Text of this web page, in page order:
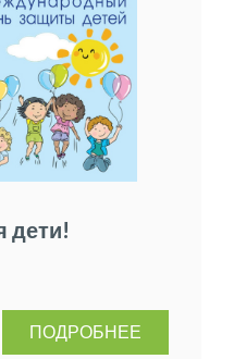
дети!
ПОДРОБНЕЕ